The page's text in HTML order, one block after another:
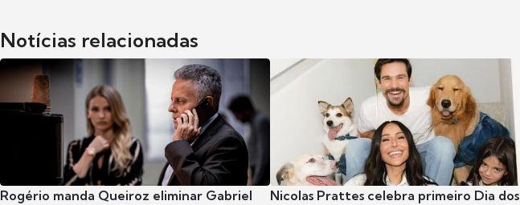
Notícias relacionadas
Rogério manda Queiroz eliminar Gabriel
Nicolas Prattes celebra primeiro Dia dos